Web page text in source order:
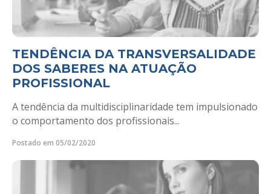
TENDÊNCIA DA TRANSVERSALIDADE
DOS SABERES NA ATUAÇÃO
PROFISSIONAL
A tendência da multidisciplinaridade tem impulsionado
o comportamento dos profissionais...
Postado em 05/02/2020